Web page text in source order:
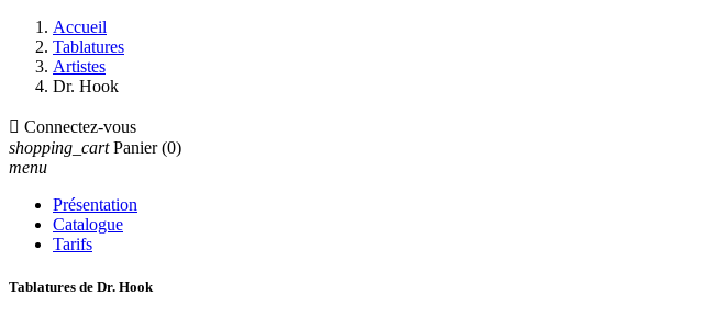
Accueil
Tablatures
Artistes
Dr. Hook
 Connectez-vous
shopping_cart Panier (0)
menu
Présentation
Catalogue
Tarifs
Tablatures de Dr. Hook